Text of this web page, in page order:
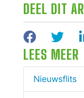
DEEL DIT
LEES MEER
Nieuwsflits